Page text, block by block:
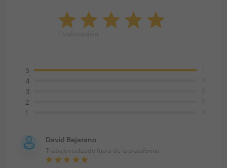
5
4
3
2
1
David Bejarano
Trabajo realizado fuera de la plataforma